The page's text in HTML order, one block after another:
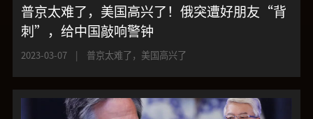
普京太难了，美国高兴了！俄突遭好朋友“背
刺”，给中国敲响警钟
2023-03-07 | 普京太难了，美国高兴了